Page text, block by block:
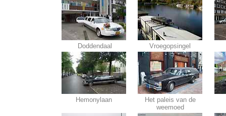
Doddendaal Vroegopsingel
Hemonylaan
Het paleis van de
weemoed